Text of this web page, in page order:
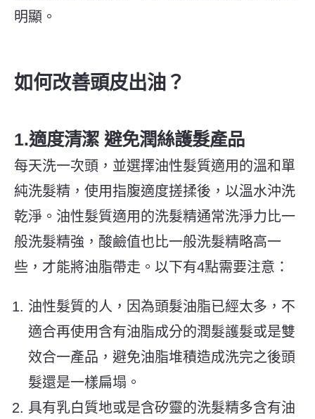
明顯。
如何改善頭皮出油？
1.適度清潔 避免潤絲護髮產品
每天洗一次頭，並選擇油性髮質適用的溫和單
純洗髮精，使用指腹適度搓揉後，以溫水沖洗
乾淨。油性髮質適用的洗髮精通常洗淨力比一
般洗髮精強，酸鹼值也比一般洗髮精略高一
些，才能將油脂帶走。以下有4點需要注意：
油性髮質的人，因為頭髮油脂已經太多，不
適合再使用含有油脂成分的潤髮護髮或是雙
效合一產品，避免油脂堆積造成洗完之後頭
髮還是一樣扁塌。
具有乳白質地或是含矽靈的洗髮精多含有油